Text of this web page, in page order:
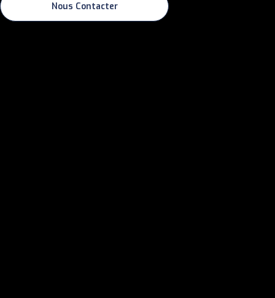
Nous Contacter